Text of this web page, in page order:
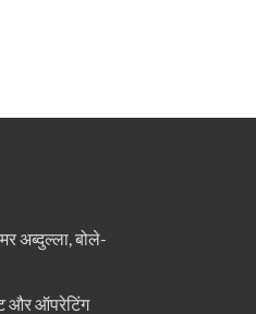
अब्दुल्ला, बोले-
और ऑपरेटिंग